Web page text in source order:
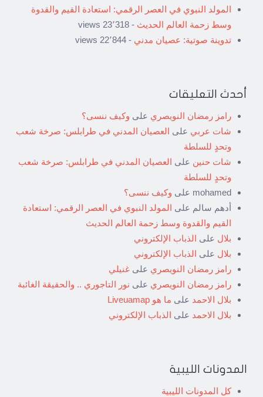
المولد النبوي في العصر الرقمي: استعادة القيم والقدوة
وسط زحمة العالم الحديث - 23٬318 views
تدوينة صوتية: عصيان مدني - 22٬844 views
أحدث التعليقات
رامز رمضان النويصري على وكيف ننسى؟
شات عربي على العصيان المدني في طرابلس: صرخة شعب
وتحدٍ للسلطة
شات حنين على العصيان المدني في طرابلس: صرخة شعب
وتحدٍ للسلطة
mohamed على وكيف ننسى؟
أدهم سالم على المولد النبوي في العصر الرقمي: استعادة
القيم والقدوة وسط زحمة العالم الحديث
بلال على الذباب الإلكتروني
بلال على الذباب الإلكتروني
رامز رمضان النويصري على غنيلي
رامز رمضان النويصري على نور التاجوري .. والحقيقة الغائبة
بلال الاحمد على ما هو Liveuamap
بلال الاحمد على الذباب الإلكتروني
المدونات الليبية
كل المدونات الليبية